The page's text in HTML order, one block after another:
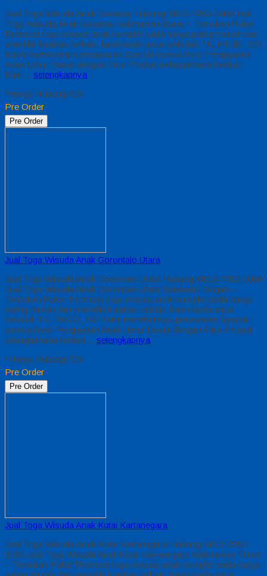
Jual Toga Wisuda Anak Sekadau Hubungi 0812-2282-1060 Jual
Toga Wisuda Anak Sekadau Kalimantan Barat – Temukan Paket
Promosi toga wisuda anak komplet pada harga paling murah dan
memiliki kualitas terbaik, kami kasih untuk sekolah TK, PAUD , SD
Kami memberinya penawaran Special semua level Pengajaran
Anak Umur Dasar dengan Fitur Produk sebagaimana berikut :
Kain… selengkapnya
*Harga Hubungi CS
Pre Order
Pre Order
Jual Toga Wisuda Anak Gorontalo Utara
Jual Toga Wisuda Anak Gorontalo Utara Hubungi 0812-2282-1060
Jual Toga Wisuda Anak Gorontalo Utara Sulawesi Tengah –
Temukan Paket Promosi toga wisuda anak komplet pada harga
paling murah dan memiliki kualitas terbaik, kami kasih untuk
sekolah TK, PAUD , SD Kami memberinya penawaran Special
semua level Pengajaran Anak Umur Dasar dengan Fitur Produk
sebagaimana berikut… selengkapnya
*Harga Hubungi CS
Pre Order
Pre Order
Jual Toga Wisuda Anak Kutai Kartanegara
Jual Toga Wisuda Anak Kutai Kartanegara Hubungi 0812-2282-
1060 Jual Toga Wisuda Anak Kutai Kartanegara Kalimantan Timur
– Temukan Paket Promosi toga wisuda anak komplet pada harga